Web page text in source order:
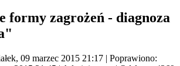
formy zagrożeń - diagnoza
09 marzec 2015 21:17 | Poprawiono: